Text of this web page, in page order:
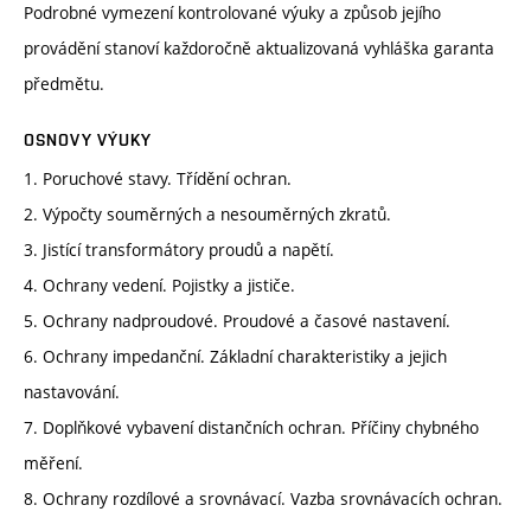
Podrobné vymezení kontrolované výuky a způsob jejího
provádění stanoví každoročně aktualizovaná vyhláška garanta
předmětu.
OSNOVY VÝUKY
1. Poruchové stavy. Třídění ochran.
2. Výpočty souměrných a nesouměrných zkratů.
3. Jistící transformátory proudů a napětí.
4. Ochrany vedení. Pojistky a jističe.
5. Ochrany nadproudové. Proudové a časové nastavení.
6. Ochrany impedanční. Základní charakteristiky a jejich
nastavování.
7. Doplňkové vybavení distančních ochran. Příčiny chybného
měření.
8. Ochrany rozdílové a srovnávací. Vazba srovnávacích ochran.